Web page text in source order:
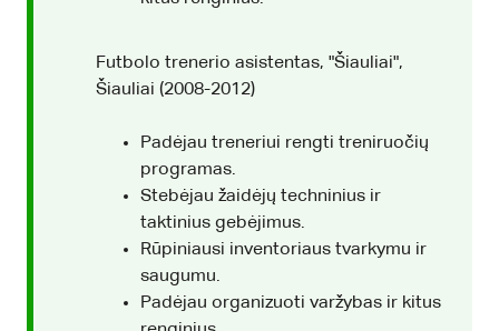
Futbolo trenerio asistentas, "Šiauliai",
Šiauliai (2008-2012)
Padėjau treneriui rengti treniruočių
programas.
Stebėjau žaidėjų techninius ir
taktinius gebėjimus.
Rūpiniausi inventoriaus tvarkymu ir
saugumu.
Padėjau organizuoti varžybas ir kitus